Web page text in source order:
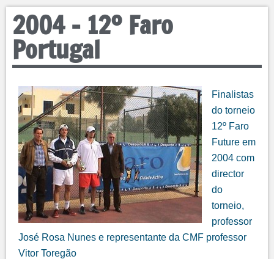
2004 – 12º Faro
Portugal
Finalistas
do torneio
12º Faro
Future em
2004 com
director
do
torneio,
professor
José Rosa Nunes e representante da CMF professor
Vitor Toregão